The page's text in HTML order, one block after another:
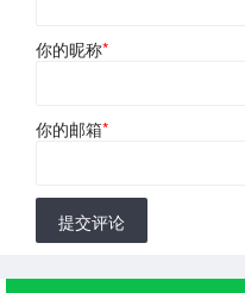
你的昵称*
你的邮箱*
提交评论